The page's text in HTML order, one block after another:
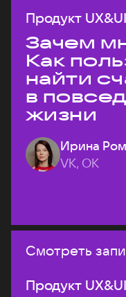
Продукт UX&UI
Зачем
Как
найти
в
жизни
Ирина
VK, ОК
Смотреть
Продукт UX&UI